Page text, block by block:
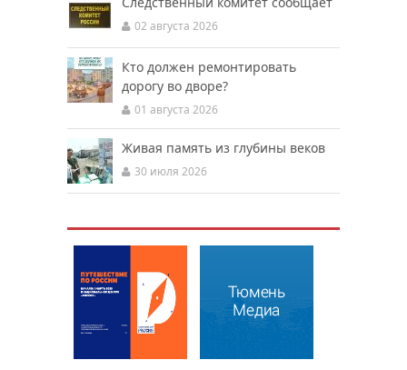
02 августа 2026
Кто должен ремонтировать
дорогу во дворе?
01 августа 2026
Живая память из глубины веков
30 июля 2026